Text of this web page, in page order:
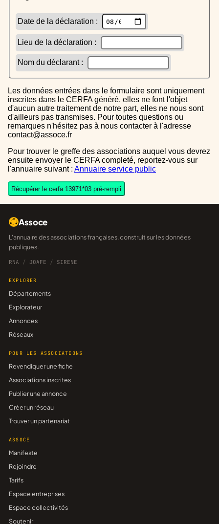
Date de la déclaration :
Lieu de la déclaration :
Nom du déclarant :
Les données entrées dans le formulaire sont uniquement
inscrites dans le CERFA généré, elles ne font l'objet
d'aucun autre traitement de notre part, elles ne nous sont
d'ailleurs pas transmises. Pour toutes questions ou
remarques n'hésitez pas à nous contacter à l'adresse
contact@assoce.fr
Pour trouver le greffe des associations auquel vous devrez
ensuite envoyer le CERFA completé, reportez-vous sur
l'annuaire suivant : Annuaire service public
Récupérer le cerfa 13971*03 pré-rempli
Assoce
L'annuaire des associations françaises, construit sur les données
publiques.
RNA / JOAFE / SIRENE
EXPLORER
Départements
Explorateur
Annonces
Réseaux
POUR LES ASSOCIATIONS
Revendiquer une fiche
Associations inscrites
Publier une annonce
Créer un réseau
Trouver un partenariat
ASSOCE
Manifeste
Rejoindre
Tarifs
Espace entreprises
Espace collectivités
Soutenir